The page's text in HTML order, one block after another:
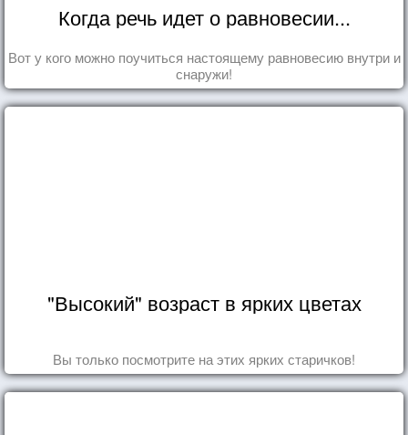
Когда речь идет о равновесии...
Вот у кого можно поучиться настоящему равновесию внутри и
снаружи!
"Высокий" возраст в ярких цветах
Вы только посмотрите на этих ярких старичков!